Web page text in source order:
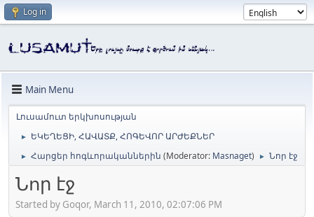
Log in
Main Menu
Լուսամուտ երկխոսության
► ԵԿԵՂԵՑԻ, ՀԱՎԱՏՔ, ՀՈԳԵՎՈՐ ԱՐԺԵՔՆԵՐ
► Հարցեր հոգևորականներին (Moderator: Masnaget) ► Նոր էջ
Նոր էջ
Started by Goqor, March 11, 2010, 02:07:06 PM